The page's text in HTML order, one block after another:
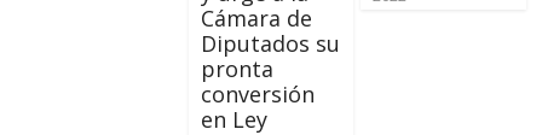
Cámara de
Diputados su
pronta
conversión
en Ley